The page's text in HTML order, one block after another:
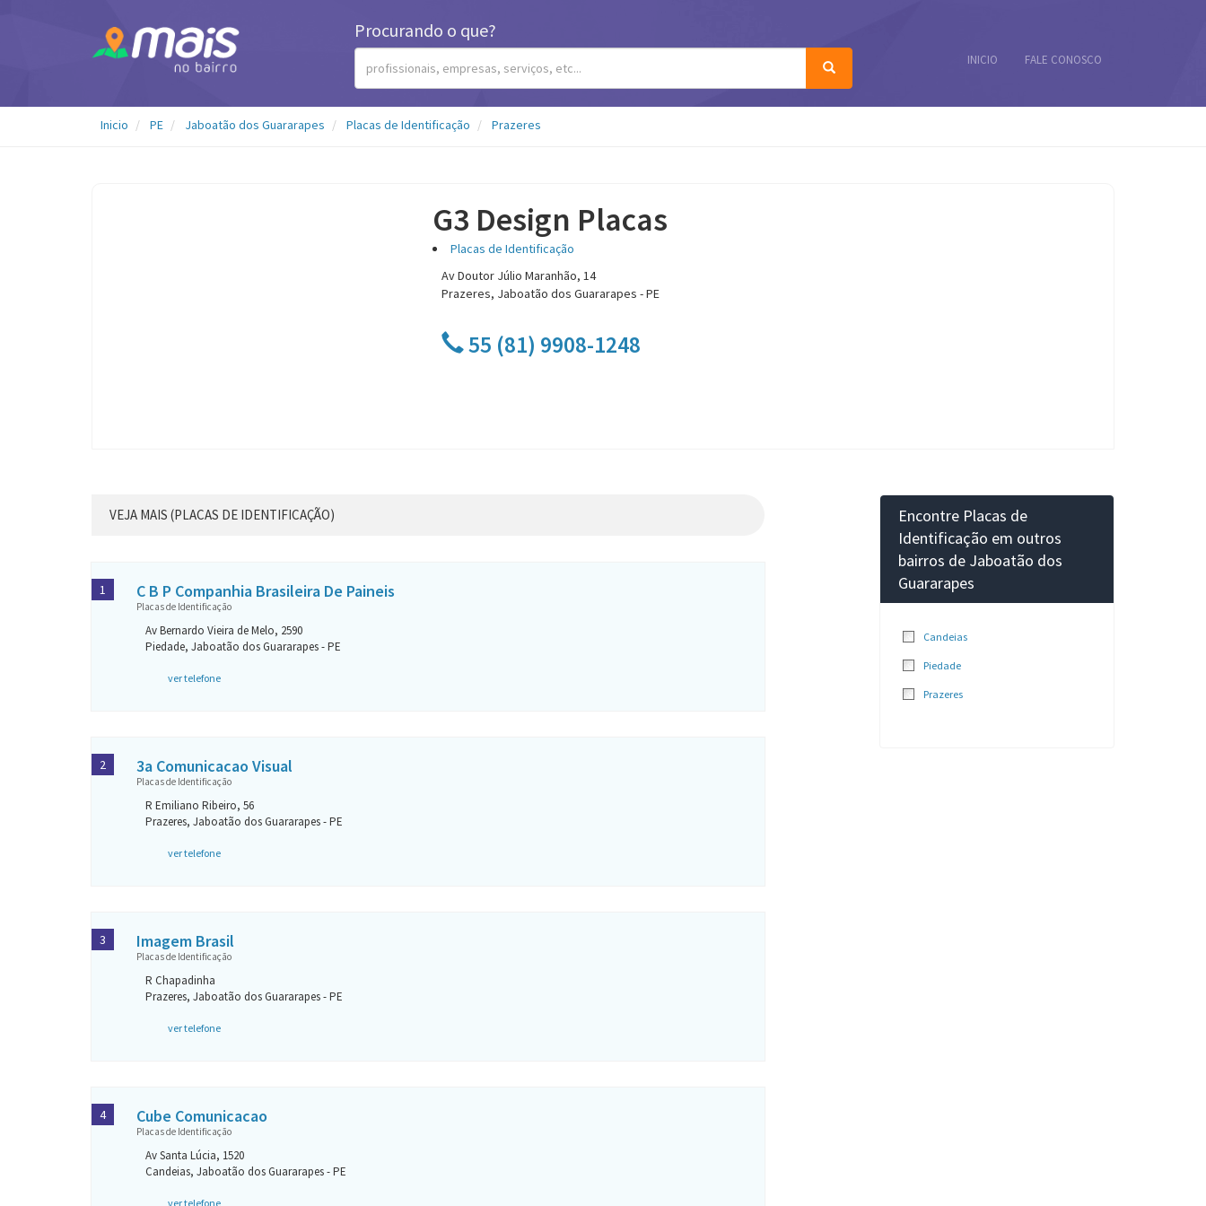
Procurando o que?
INICIO FALE CONOSCO
Inicio PE Jaboatão dos Guararapes Placas de Identificação Prazeres
G3 Design Placas
Placas de Identificação
Av Doutor Júlio Maranhão, 14
Prazeres, Jaboatão dos Guararapes - PE
55 (81) 9908-1248
Encontre Placas de
Identificação em outros
bairros de Jaboatão dos
Guararapes
Candeias
Piedade
Prazeres
VEJA MAIS (PLACAS DE IDENTIFICAÇÃO)
C B P Companhia Brasileira De Paineis
Placas de Identificação
Av Bernardo Vieira de Melo, 2590
Piedade, Jaboatão dos Guararapes - PE
ver telefone
1
3a Comunicacao Visual
Placas de Identificação
R Emiliano Ribeiro, 56
Prazeres, Jaboatão dos Guararapes - PE
ver telefone
2
Imagem Brasil
Placas de Identificação
R Chapadinha
Prazeres, Jaboatão dos Guararapes - PE
ver telefone
3
Cube Comunicacao
Placas de Identificação
Av Santa Lúcia, 1520
Candeias, Jaboatão dos Guararapes - PE
ver telefone
4